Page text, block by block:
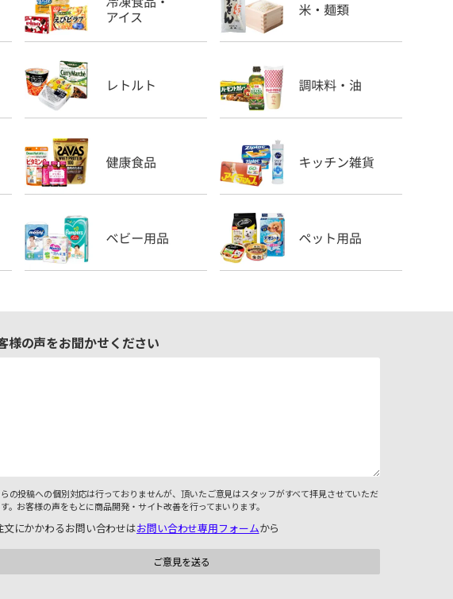
様の声をお聞かせください
らの投稿への個別対応は行っておりませんが、頂いたご意見はスタッフがすべて拝見させていただ
。お客様の声をもとに商品開発・サイト改善を行ってまいります。
文にかかわるお問い合わせはお問い合わせ専用フォームから